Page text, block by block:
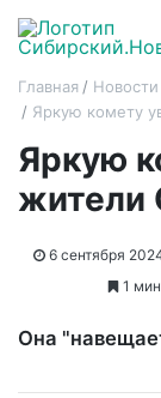
Главная Новости
Яркую комету
Яркую
жители
6 сентября
1
Она